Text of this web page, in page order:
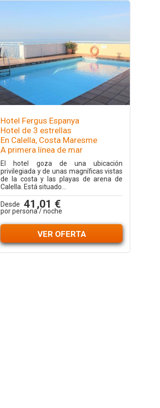
Hotel Fergus Espanya
Hotel de 3 estrellas
En Calella, Costa Maresme
A primera línea de mar
El hotel goza de una ubicación
privilegiada y de unas magníficas vistas
de la costa y las playas de arena de
Calella. Está situado...
Desde 41,01 €
por persona / noche
VER OFERTA